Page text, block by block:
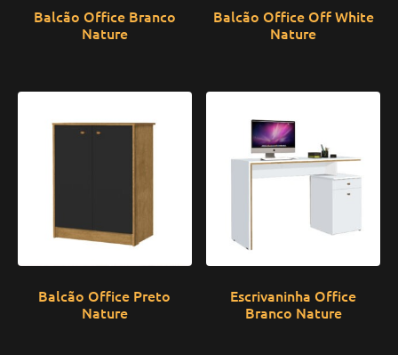
Balcão Office Branco
Nature
Balcão Office Off White
Nature
Balcão Office Preto
Nature
Escrivaninha Office
Branco Nature